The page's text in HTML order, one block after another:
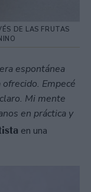
DE LAS FRUTAS
espontánea
Empecé
Mi mente
en práctica y
en una